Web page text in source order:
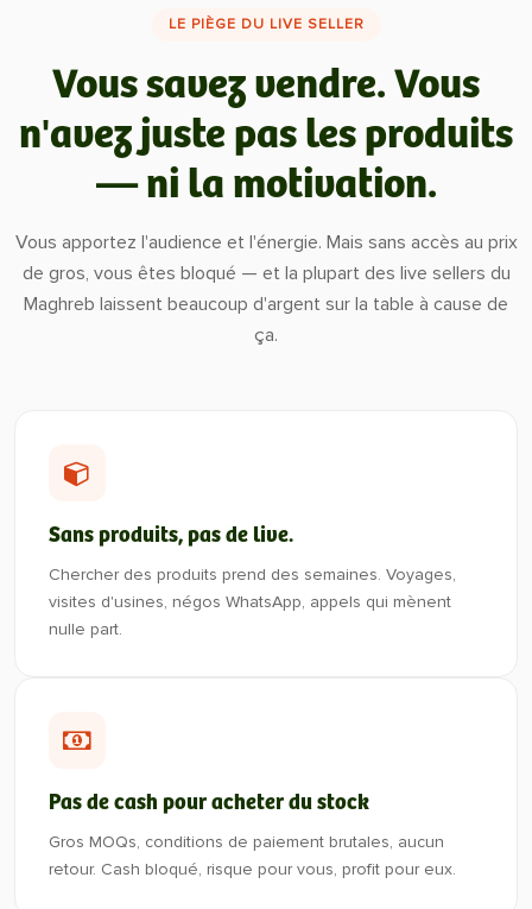
LE PIÈGE DU LIVE SELLER
Vous savez vendre. Vous
n'avez juste pas les produits
— ni la motivation.
Vous apportez l'audience et l'énergie. Mais sans accès au prix
de gros, vous êtes bloqué — et la plupart des live sellers du
Maghreb laissent beaucoup d'argent sur la table à cause de
ça.
Sans produits, pas de live.
Chercher des produits prend des semaines. Voyages,
visites d'usines, négos WhatsApp, appels qui mènent
nulle part.
Pas de cash pour acheter du stock
Gros MOQs, conditions de paiement brutales, aucun
retour. Cash bloqué, risque pour vous, profit pour eux.